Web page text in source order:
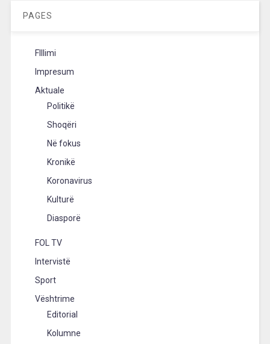
PAGES
FIllimi
Impresum
Aktuale
Politikë
Shoqëri
Në fokus
Kronikë
Koronavirus
Kulturë
Diasporë
FOL TV
Intervistë
Sport
Vështrime
Editorial
Kolumne